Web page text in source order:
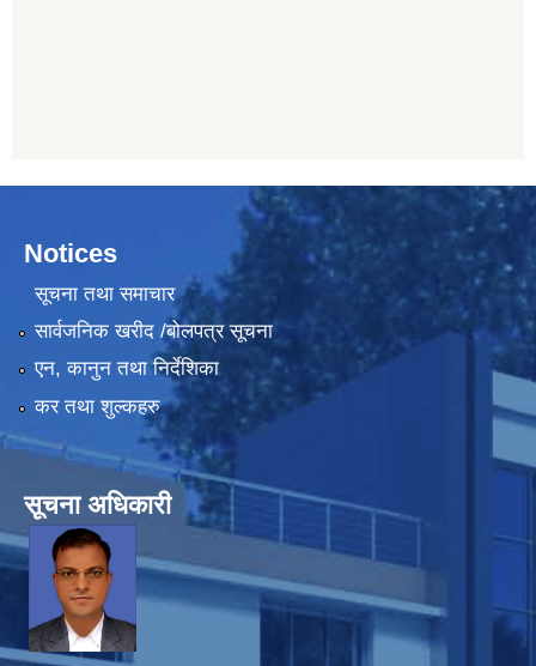
Notices
सूचना तथा समाचार
सार्वजनिक खरीद /बोलपत्र सूचना
एन, कानुन तथा निर्देशिका
कर तथा शुल्कहरु
सूचना अधिकारी